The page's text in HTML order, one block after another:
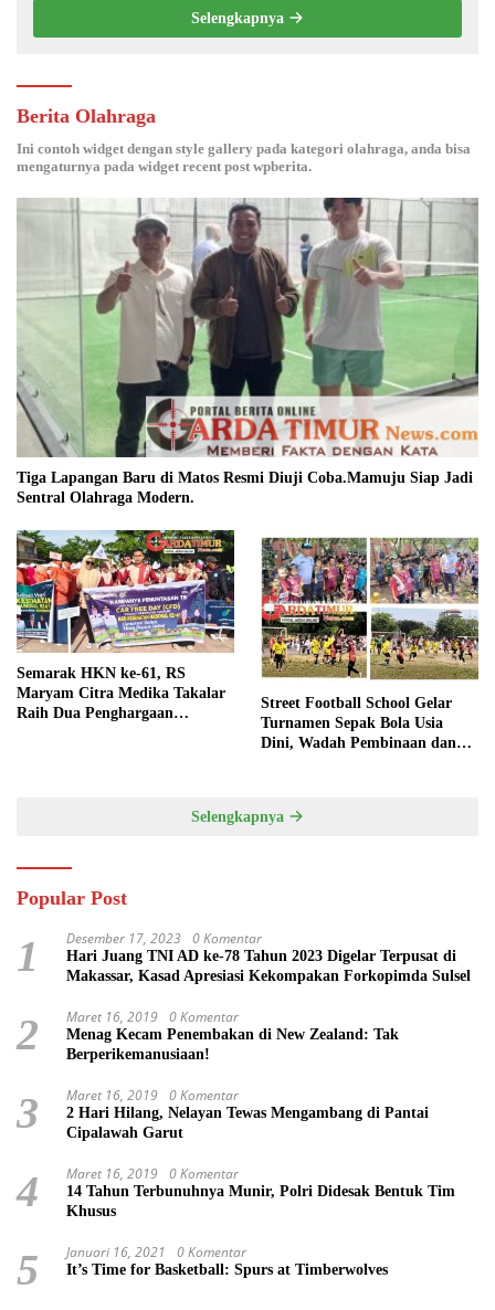
Selengkapnya
Berita Olahraga
Ini contoh widget dengan style gallery pada kategori olahraga, anda bisa
mengaturnya pada widget recent post wpberita.
Tiga Lapangan Baru di Matos Resmi Diuji Coba.Mamuju Siap Jadi
Sentral Olahraga Modern.
Semarak HKN ke-61, RS
Maryam Citra Medika Takalar
Raih Dua Penghargaan
Street Football School Gelar
Turnamen Sepak Bola Usia
Dini, Wadah Pembinaan dan
Selengkapnya
Popular Post
1 Desember 17, 2023 0 Komentar
Hari Juang TNI AD ke-78 Tahun 2023 Digelar Terpusat di
Makassar, Kasad Apresiasi Kekompakan Forkopimda Sulsel
2 Maret 16, 2019 0 Komentar
Menag Kecam Penembakan di New Zealand: Tak
Berperikemanusiaan!
3 Maret 16, 2019 0 Komentar
2 Hari Hilang, Nelayan Tewas Mengambang di Pantai
Cipalawah Garut
4 Maret 16, 2019 0 Komentar
14 Tahun Terbunuhnya Munir, Polri Didesak Bentuk Tim
Khusus
5 Januari 16, 2021 0 Komentar
It’s Time for Basketball: Spurs at Timberwolves